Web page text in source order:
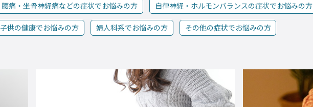
腰痛・坐骨神経痛などの症状でお悩みの方 自律神経・ホルモンバランスの症状でお悩みの方
子供の健康でお悩みの方 婦人科系でお悩みの方 その他の症状でお悩みの方